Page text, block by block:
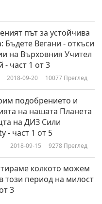
и Брама моли
част 8 от 10
2019-08-21 7773Преглед
истории: Заслугите
и
на Петте
и Брама моли
част 9 от 10
2019-08-22 6905Преглед
истории: Заслугите
и
на Петте
и Брама моли
част 10 от 10
2019-08-23 8136Преглед
път за устойчива
Бъдете Вегани - откъси
на Върховния Учител
- част 1 от 3
2018-09-20 10077 Преглед
подобрението и
на нашата Планета
на ДИЗ Сили
- част 1 от 5
2018-09-15 9278 Преглед
колкото можем
този период на милост
3